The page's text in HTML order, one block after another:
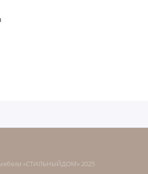
«СТИЛЬНЫЙДОМ» 2025